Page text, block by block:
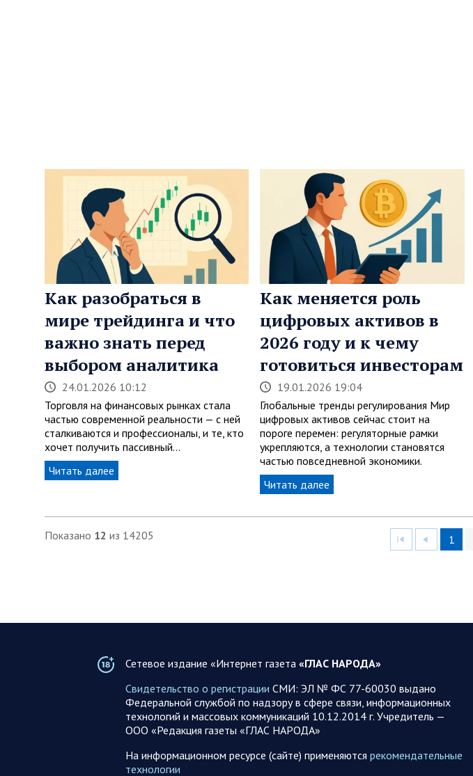
Как разобраться в
мире трейдинга и что
важно знать перед
выбором аналитика
24.01.2026 10:12
Торговля на финансовых рынках стала
частью современной реальности — с ней
сталкиваются и профессионалы, и те, кто
хочет получить пассивный…
Читать далее
Как меняется роль
цифровых активов в
2026 году и к чему
готовиться инвесторам
19.01.2026 19:04
Глобальные тренды регулирования Мир
цифровых активов сейчас стоит на
пороге перемен: регуляторные рамки
укрепляются, а технологии становятся
частью повседневной экономики.
Читать далее
Показано 12 из 14205 1
Сетевое издание «Интернет газета «ГЛАС НАРОДА»
Свидетельство о регистрации СМИ: ЭЛ № ФС 77-60030 выдано
Федеральной службой по надзору в сфере связи, информационных
технологий и массовых коммуникаций 10.12.2014 г. Учредитель —
ООО «Редакция газеты «ГЛАС НАРОДА»
На информационном ресурсе (сайте) применяются рекомендательные
технологии